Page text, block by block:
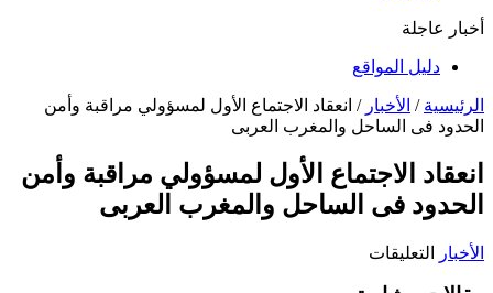
أخبار عاجلة
دليل المواقع
الرئيسية / الأخبار / انعقاد الاجتماع الأول لمسؤولي مراقبة وأمن
الحدود فى الساحل والمغرب العربى
انعقاد الاجتماع الأول لمسؤولي مراقبة وأمن
الحدود فى الساحل والمغرب العربى
الأخبار التعليقات